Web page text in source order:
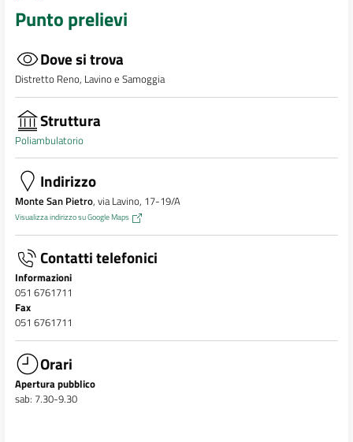
Punto prelievi
Dove si trova
Distretto Reno, Lavino e Samoggia
Struttura
Poliambulatorio
Indirizzo
Monte San Pietro, via Lavino, 17-19/A
Visualizza indirizzo su Google Maps
Contatti telefonici
Informazioni
051 6761711
Fax
051 6761711
Orari
Apertura pubblico
sab: 7.30-9.30